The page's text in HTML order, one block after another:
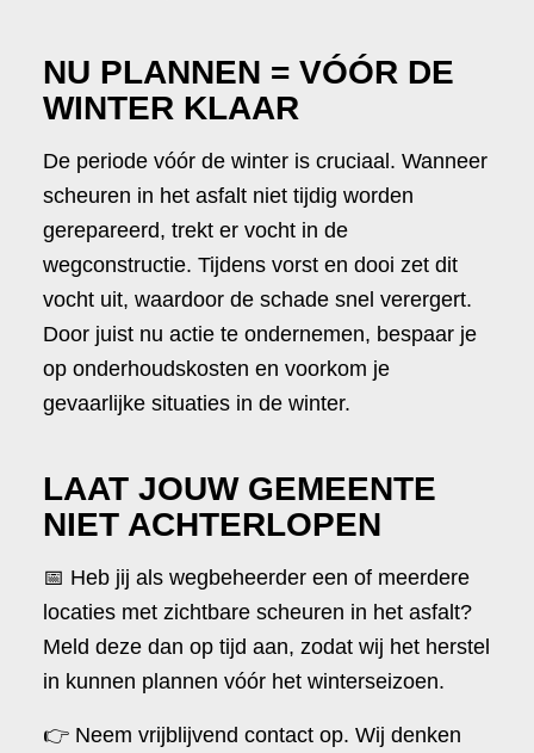
NU PLANNEN = VÓÓR DE
WINTER KLAAR
De periode vóór de winter is cruciaal. Wanneer
scheuren in het asfalt niet tijdig worden
gerepareerd, trekt er vocht in de
wegconstructie. Tijdens vorst en dooi zet dit
vocht uit, waardoor de schade snel verergert.
Door juist nu actie te ondernemen, bespaar je
op onderhoudskosten en voorkom je
gevaarlijke situaties in de winter.
LAAT JOUW GEMEENTE
NIET ACHTERLOPEN
📅 Heb jij als wegbeheerder een of meerdere
locaties met zichtbare scheuren in het asfalt?
Meld deze dan op tijd aan, zodat wij het herstel
in kunnen plannen vóór het winterseizoen.
👉 Neem vrijblijvend contact op. Wij denken